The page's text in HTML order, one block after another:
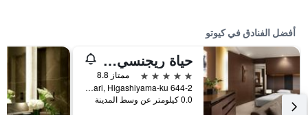
أفضل الفنادق في كيوتو
حياة ريجنسي كيوتو
5 نجوم
ممتاز 8.8
644-2 Sanjusangendo-Mawari, Higashiyama-ku, كيوتو, اليابان
0.0 كيلومتر عن وسط المدينة